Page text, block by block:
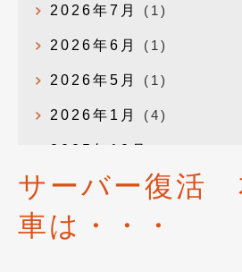
2026年7月 (1)
2026年6月 (1)
2026年5月 (1)
2026年1月 (4)
2025年12月
2025年10月(1)
2025年8月 (2)
サーバー復活
車は・・・